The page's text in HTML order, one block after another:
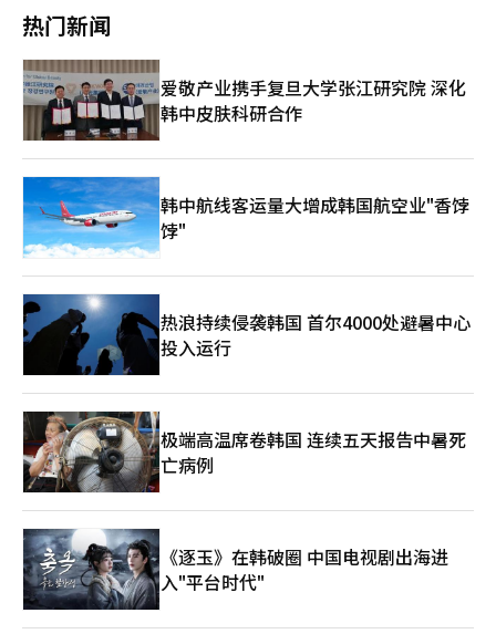
售。第一制面所为搭配‘Maruna药酒’提供了不同的优惠活动。
受‘Maruna药酒’20%折扣。在汝矣岛IFC商场店和无教酒家第
一制面所，‘Maruna药酒’与年糕等单品组成的‘绝配套餐’享
受10%折扣。同时，推出了以春季食材为特色的‘春冬拌饭’，该
菜单在第一制糖中心店、奥林匹克公园店、汝矣岛IFC商场店、无
后可能提前结束。第一制面所表示：“推出‘Maruna药酒’和多
种韩食搭配，希望大家体验到传统酒与季节美食带来的乐趣。”百
味披萨参与‘Baemin Festa’，最高优惠7000韩元The Born
Korea的披萨品牌百味披萨宣布将于16日至29日参与‘Baemin
Festa’，提供最高7000韩元的折扣优惠。活动期间，顾客可
在‘Baemin Festa’活动页面选择百味披萨并下载优惠券，在下
单时使用即可享受折扣。每天限量发放7000韩元折扣券，所有顾
客还可获得4000韩元的基本折扣券。每个ID每天可下载一次，适
用于外卖和自提订单。最低订单金额为18900韩元，不可与其他优
惠券叠加使用。百味披萨表示：“为了让顾客轻松享受百味披萨，
与Baemin合作推出了此次促销活动，未来将继续努力提供更多优
元，扩大非洲饮水和教育支持BBQ宣布，自2018年以来，通过与
国际救援发展NGO“爱非洲”合作的社会贡献项目，累计捐赠了
26亿韩元。去年捐赠额为2.3亿韩元。“爱非洲”是BBQ与非洲专
业国际救援NGO“爱非洲”合作的社会贡献活动。每当顾客订购炸
鸡时，总部和加盟店各捐赠10韩元，形成配对基金，用于支持非洲
弱势群体。这些资金用于改善当地居民的生活环境，包括饮水、食
物和医疗支持。BBQ还支持非洲地区居民的自立基础教育和基础设
施建设。去年，BBQ在肯尼亚卡吉亚多县的诺雷特小学和中学建立
了“BBQ鸡农场和自立营”，传播家禽养殖技术，并通过鸡蛋和鸡
肉生产支持自立基础。部分学生生产的鸡蛋用于学校膳食，其余用
于销售以创造收入。此外，还进行了中学建筑和水井建设等教育和
饮水基础设施改善项目。BBQ的相关负责人表示：“爱非洲是顾
客、加盟店和总部共同参与的活动，旨在为非洲居民的生活提供实
动。” 正官庄参加美国NPEW，推广K-红参正官庄宣布，3月4日
至6日（当地时间）在美国加利福尼亚州阿纳海姆举行的“2026
NPEW（天然产品博览会西部）”上展示了红参产品和品牌竞争
力。NPEW是全球最大规模的天然食品博览会，吸引了来自约130
个国家的3000多家食品饮料公司和超过6万名业内人士参与，被视
为了解最新食品和健康趋势的全球平台。正官庄持续参加该博览
会，以提高其在北美市场的品牌知名度，并扩大与海外消费者和分
销合作伙伴的接触。正官庄在此次活动中以“127年，韩国人参的
遗产”为主题，设立了韩屋概念展台，介绍了127年来积累的红参
种植、制造经验和研究技术，并通过体验式内容传达了“每日健康
解决方案”的品牌价值。现场展示了全球畅销产
品“Everytime”，以及无咖啡因健康能量饮料“红参元”、血糖
健康品牌“GLPro”等多种产品。最近在美国市场推出的“GLPro
Double Cut”是一款同时帮助减少体脂和管理血糖的产品，吸引
了观众的关注。此外，还进行了红参七大功能的宣传和品尝活动。
在“K-能量健康吧”提供红参饮料，并设立了韩屋概念展台和韩
热门新闻
爱敬产业携手复旦大学张江研究院 深化
韩中皮肤科研合作
韩中航线客运量大增成韩国航空业"香饽
饽"
热浪持续侵袭韩国 首尔4000处避暑中心
投入运行
极端高温席卷韩国 连续五天报告中暑死
亡病例
《逐玉》在韩破圈 中国电视剧出海进
入"平台时代"